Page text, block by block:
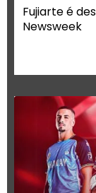
Fujiarte é
Newsweek